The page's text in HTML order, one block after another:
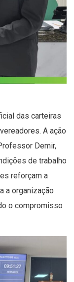
das carteiras
A ação
Demir,
de trabalho
reforçam a
a organização
o compromisso